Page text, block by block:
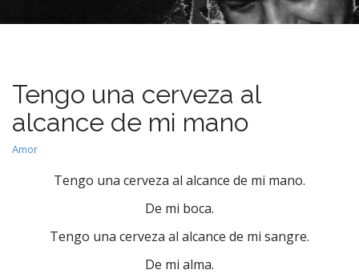
u
p
t
e
Tengo una cerveza al
alcance de mi mano
Amor
Tengo una cerveza al alcance de mi mano.
De mi boca.
Tengo una cerveza al alcance de mi sangre.
De mi alma.